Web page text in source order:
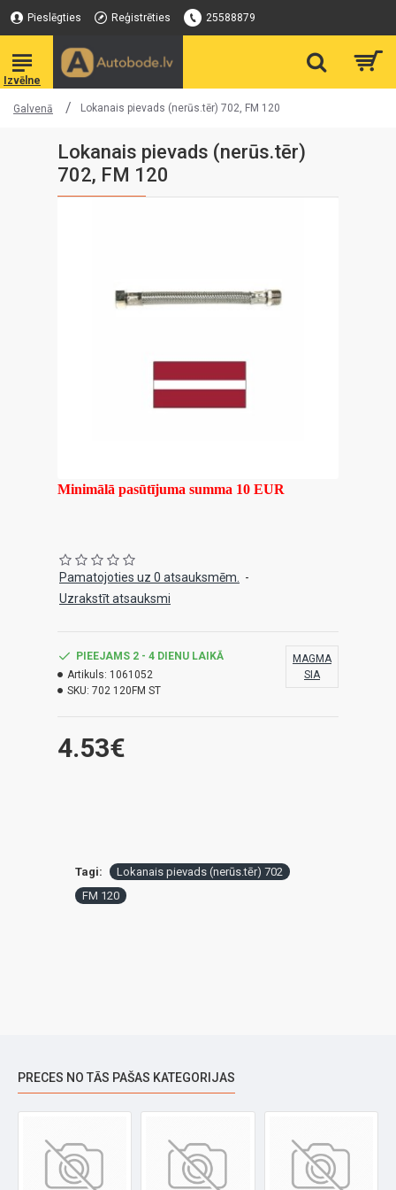
Pieslēgties Reģistrēties 25588879
Galvenā Lokanais pievads (nerūs.tēr) 702, FM 120
Lokanais pievads (nerūs.tēr)
702, FM 120
Minimālā pasūtījuma summa 10 EUR
Pamatojoties uz 0 atsauksmēm.
-
Uzrakstīt atsauksmi
4.53€
PIEEJAMS 2 - 4 DIENU LAIKĀ
Artikuls: 1061052
SKU: 702 120FM ST
MAGMA
SIA
Tagi:
Lokanais pievads (nerūs.tēr) 702
FM 120
PRECES NO TĀS PAŠAS KATEGORIJAS